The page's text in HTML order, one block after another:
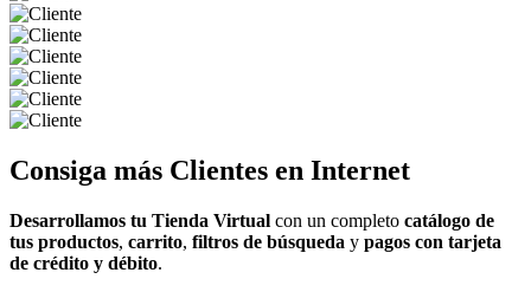
Consiga más Clientes en Internet
Desarrollamos tu Tienda Virtual con un completo catálogo de
tus productos, carrito, filtros de búsqueda y pagos con tarjeta
de crédito y débito.